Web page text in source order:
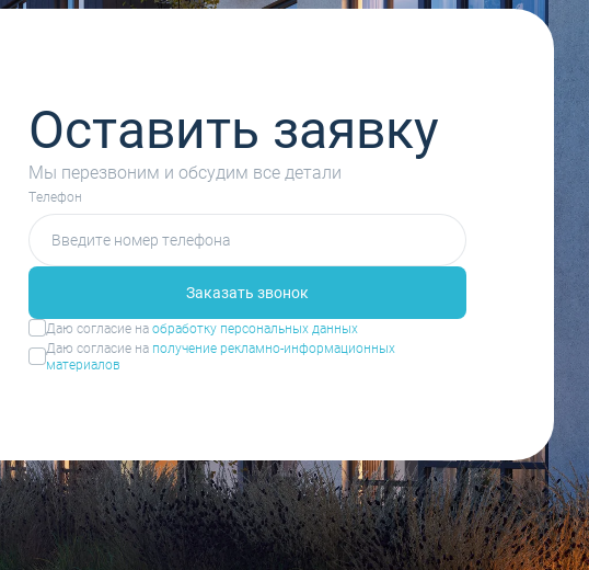
Оставить заявку
Мы перезвоним и обсудим все детали
Tелефон
Заказать звонок
Даю согласие наобработку персональных данных
Даю согласие на получение рекламно-информационных
материалов